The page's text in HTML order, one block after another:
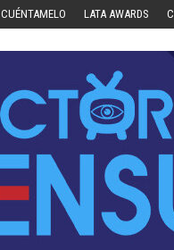
CUÉNTAMELO LATA AWARDS